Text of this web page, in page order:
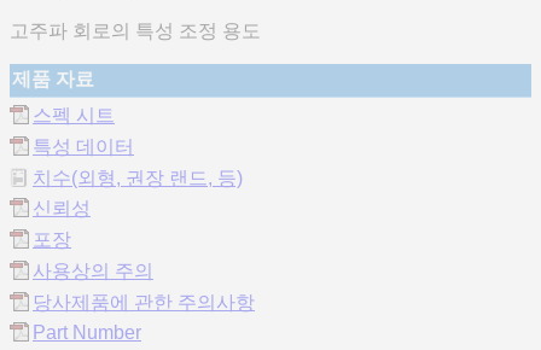
고주파 회로의 특성 조정 용도
제품 자료
스펙 시트
특성 데이터
치수(외형, 권장 랜드, 등)
신뢰성
포장
사용상의 주의
당사제품에 관한 주의사항
Part Number